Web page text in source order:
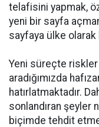
telafisini yapmak,
yeni bir sayfa
sayfaya ülke olarak
Yeni süreçte
aradığımızda
hatırlatmaktadır.
sonlandıran şeyler
biçimde tehdit